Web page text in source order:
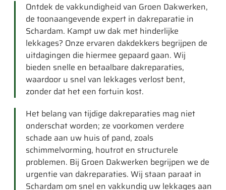
Ontdek de vakkundigheid van Groen Dakwerken,
de toonaangevende expert in dakreparatie in
Schardam. Kampt uw dak met hinderlijke
lekkages? Onze ervaren dakdekkers begrijpen de
uitdagingen die hiermee gepaard gaan. Wij
bieden snelle en betaalbare dakreparaties,
waardoor u snel van lekkages verlost bent,
zonder dat het een fortuin kost.
Het belang van tijdige dakreparaties mag niet
onderschat worden; ze voorkomen verdere
schade aan uw huis of pand, zoals
schimmelvorming, houtrot en structurele
problemen. Bij Groen Dakwerken begrijpen we de
urgentie van dakreparaties. Wij staan paraat in
Schardam om snel en vakkundig uw lekkages aan